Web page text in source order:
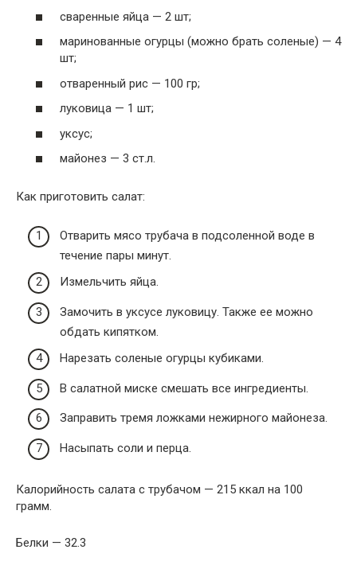
сваренные яйца — 2 шт;
маринованные огурцы (можно брать соленые) — 4
шт;
отваренный рис — 100 гр;
луковица — 1 шт;
уксус;
майонез — 3 ст.л.
Как приготовить салат:
Отварить мясо трубача в подсоленной воде в
течение пары минут.
Измельчить яйца.
Замочить в уксусе луковицу. Также ее можно
обдать кипятком.
Нарезать соленые огурцы кубиками.
В салатной миске смешать все ингредиенты.
Заправить тремя ложками нежирного майонеза.
Насыпать соли и перца.
Калорийность салата с трубачом — 215 ккал на 100
грамм.
Белки — 32.3